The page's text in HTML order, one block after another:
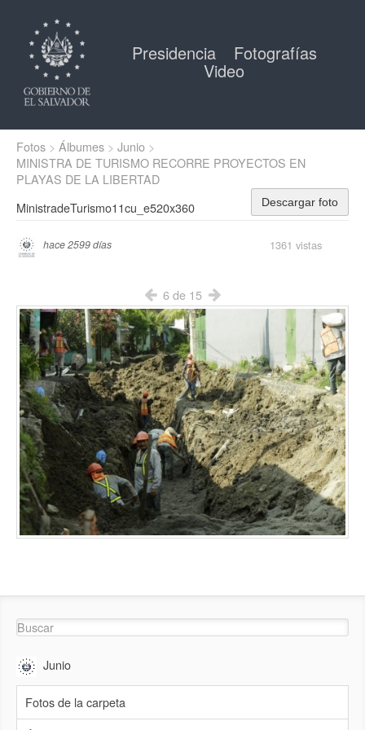
Presidencia Fotografías
Video
Fotos Álbumes
Junio
MINISTRA DE TURISMO RECORRE PROYECTOS EN
PLAYAS DE LA LIBERTAD
Descargar foto
MinistradeTurismo11cu_e520x360
1361 vistas
hace 2599 días
6 de 15
Junio
Fotos de la carpeta